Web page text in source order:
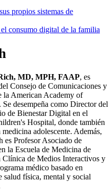
propios sistemas de
consumo digital de la familia
MD, MPH, FAAP, es
Consejo de Comunicaciones y
la American Academy of
Se desempeña como Director del
de Bienestar Digital en el
Hospital, donde también
medicina adolescente. Además,
es Profesor Asociado de
la Escuela de Medicina de
de Medios Interactivos y
médico basado en
salud física, mental y social